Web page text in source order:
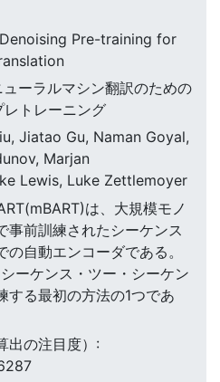
Pre-training for
ーラルマシン翻訳のための
トレーニング
Jiatao Gu, Naman Goyal,
Marjan
Lewis, Luke Zettlemoyer
は、大規模モノ
事前訓練されたシーケンス
自動エンコーダである。
ーケンス・ツー・シーケン
する最初の方法の1つであ
出の注目度）: